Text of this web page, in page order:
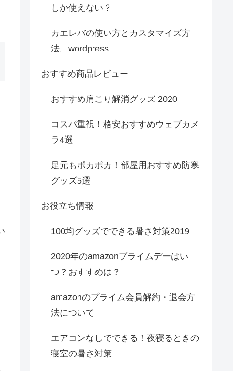
しか使えない？
カエレバの使い方とカスタマイズ方
法。wordpress
おすすめ商品レビュー
おすすめ肩こり解消グッズ 2020
コスパ重視！格安おすすめウェブカメ
ラ4選
足元もポカポカ！部屋用おすすめ防寒
グッズ5選
お役立ち情報
100均グッズでできる暑さ対策2019
2020年のamazonプライムデーはい
つ？おすすめは？
amazonのプライム会員解約・退会方
法について
エアコンなしでできる！夜寝るときの
寝室の暑さ対策